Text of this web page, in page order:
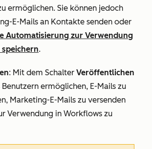
ermöglichen. Sie können jedoch
E-Mails an Kontakte senden oder
Automatisierung zur Verwendung
.
: Mit dem Schalter Veröffentlichen
Benutzern ermöglichen, E-Mails zu
Marketing-E-Mails zu versenden
Verwendung in Workflows zu